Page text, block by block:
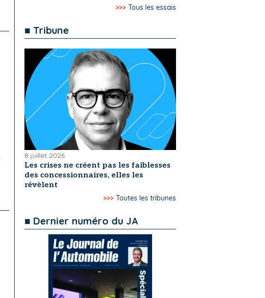
>>> Tous les essais
■ Tribune
8 juillet 2026
Les crises ne créent pas les faiblesses
des concessionnaires, elles les
révèlent
>>> Toutes les tribunes
■ Dernier numéro du JA